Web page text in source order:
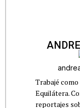
Trabajé
Equilátera.
reportajes